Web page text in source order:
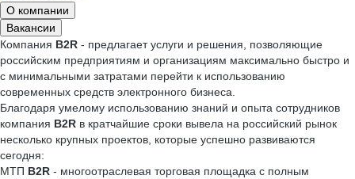
О компании
Вакансии
Компания B2R - предлагает услуги и решения, позволяющие
российским предприятиям и организациям максимально быстро и
с минимальными затратами перейти к использованию
современных средств электронного бизнеса.
Благодаря умелому использованию знаний и опыта сотрудников
компания B2R в кратчайшие сроки вывела на российский рынок
несколько крупных проектов, которые успешно развиваются
сегодня:
МТП B2R - многоотраслевая торговая площадка с полным